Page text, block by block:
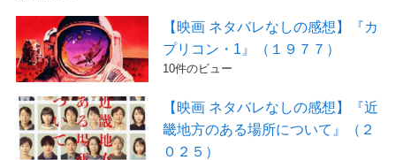
【映画 ネタバレなしの感想】『カ
プリコン・1』（１９７７）
10件のビュー
【映画 ネタバレなしの感想】『近
畿地方のある場所について』（２
０２５）